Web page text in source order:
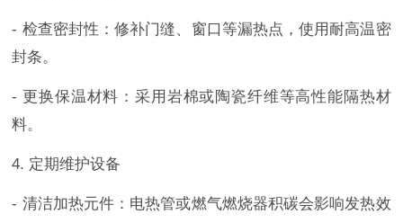
- 检查密封性：修补门缝、窗口等漏热点，使用耐高温密
封条。
- 更换保温材料：采用岩棉或陶瓷纤维等高性能隔热材
料。
4. 定期维护设备
- 清洁加热元件：电热管或燃气燃烧器积碳会影响发热效